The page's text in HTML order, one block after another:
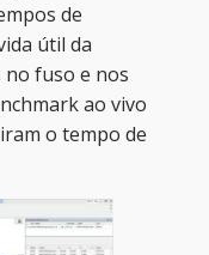
de
útil da
fuso e nos
ao vivo
o tempo de